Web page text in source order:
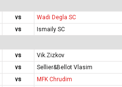
vs Wadi Degla SC
vs Ismaily SC
vs Vik.Zizkov
vs Sellier&Bellot Vlasim
vs MFK Chrudim